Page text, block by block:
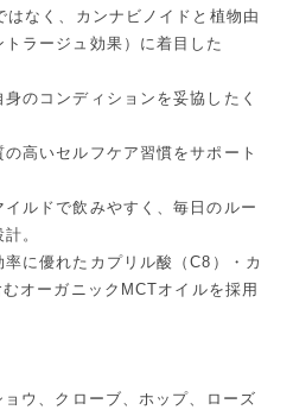
なく、カンナビノイドと植物由
ラージュ効果）に着目した
のコンディションを妥協したく
高いセルフケア習慣をサポート
ルドで飲みやすく、毎日のルー
。
に優れたカプリル酸（C8）・カ
オーガニックMCTオイルを採用
ウ、クローブ、ホップ、ローズ